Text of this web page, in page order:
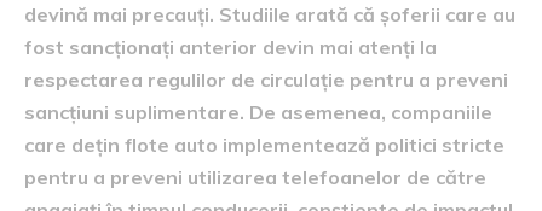
devină mai precauți. Studiile arată că șoferii care au
fost sancționați anterior devin mai atenți la
respectarea regulilor de circulație pentru a preveni
sancțiuni suplimentare. De asemenea, companiile
care dețin flote auto implementează politici stricte
pentru a preveni utilizarea telefoanelor de către